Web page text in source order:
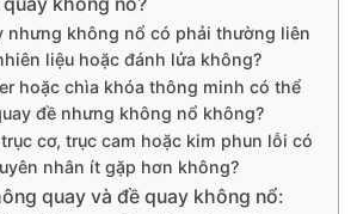
không nổ?
nhưng không nổ có phải thường liên
liệu hoặc đánh lửa không?
hoặc chìa khóa thông minh có thể
đề nhưng không nổ không?
cơ, trục cam hoặc kim phun lỗi có
nhân ít gặp hơn không?
quay và đề quay không nổ: